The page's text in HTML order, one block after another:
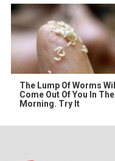
The Lump Of Worms Will
Come Out Of You In The
Morning. Try It